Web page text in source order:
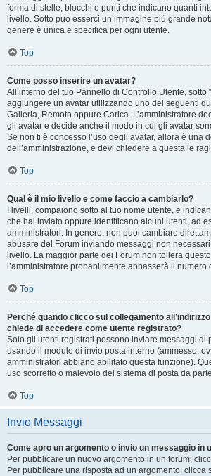
forma di stelle, blocchi o punti che indicano quanti
livello. Sotto può esserci un’immagine più grande
genere è unica e specifica per ogni utente.
Top
Come posso inserire un avatar?
All’interno del tuo Pannello di Controllo Utente, sotto
aggiungere un avatar utilizzando uno dei seguenti
Galleria, Remoto oppure Carica. L’amministratore
gli avatar e decide anche il modo in cui gli avatar
Se non ti è concesso l’uso degli avatar, allora è una
dell’amministrazione, e devi chiedere a questa le
Top
Qual è il mio livello e come faccio a cambiarlo?
I livelli, compaiono sotto al tuo nome utente, e
che hai inviato oppure identificano alcuni utenti, ad
amministratori. In genere, non puoi cambiare
abusare del Forum inviando messaggi non
livello. La maggior parte dei Forum non tollera
l’amministratore probabilmente abbasserà il numero
Top
Perché quando clicco sul collegamento
chiede di accedere come utente registrato?
Solo gli utenti registrati possono inviare messaggi di
usando il modulo di invio posta interno (ammesso,
amministratori abbiano abilitato questa funzione).
uso scorretto o malevolo del sistema di posta da
Top
Invio Messaggi
Come apro un argomento o invio un messaggio in
Per pubblicare un nuovo argomento in un forum,
Per pubblicare una risposta ad un argomento, clicca